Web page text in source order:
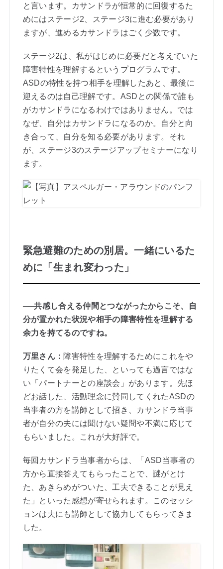
と言います。カサンドラが恒常的に回復するた
めにはステージ2、ステージ3に進む必要があり
ますが、進めるカサンドラはごく少数です。
ステージ2は、私がはじめに必要だと考えていた
障害特性を理解するというプログラムです。
ASDの特性を持つ相手を理解したあと、最後に
迎えるのは自己理解です。ASDとの関係で誰も
がカサンドラになるわけではありません。では
なぜ、自分はカサンドラになるのか。自分と向
き合って、自分を知る必要があります。それ
が、ステージ3のステージアップセミナーになり
ます。
緊急避難のための別居。一緒にいるた
めに「生まれ変わった」
──共感し合える仲間とつながったからこそ、自
分が置かれた状況や相手の障害特性を理解する
余力を持てるのですね。
万里さん： 障害特性を理解するためにこれをや
りたくて会を発足した、といっても過言ではな
い「パートナーとの座談会」があります。先ほ
どお話した、活動理念に賛同してくれたASDの
当事者の方を講師として招き、カサンドラ当事
者が自分の夫には聞けない疑問や不満に応じて
もらいました。これが大好評で。
毎回カサンドラ当事者からは、「ASD当事者の
方から直接答えてもらったことで、謎がとけ
た、あきらめがついた、工夫できることが見え
た」といった感想が寄せられます。このセッシ
ョンは夫にも講師として協力してもらってきま
した。